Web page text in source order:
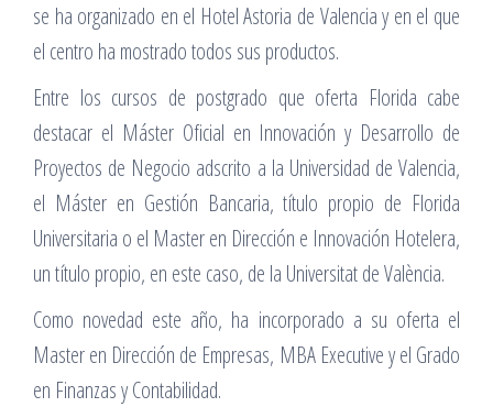
se ha organizado en el Hotel Astoria de Valencia y en el que
el centro ha mostrado todos sus productos.
Entre los cursos de postgrado que oferta Florida cabe
destacar el Máster Oficial en Innovación y Desarrollo de
Proyectos de Negocio adscrito a la Universidad de Valencia,
el Máster en Gestión Bancaria, título propio de Florida
Universitaria o el Master en Dirección e Innovación Hotelera,
un título propio, en este caso, de la Universitat de València.
Como novedad este año, ha incorporado a su oferta el
Master en Dirección de Empresas, MBA Executive y el Grado
en Finanzas y Contabilidad.